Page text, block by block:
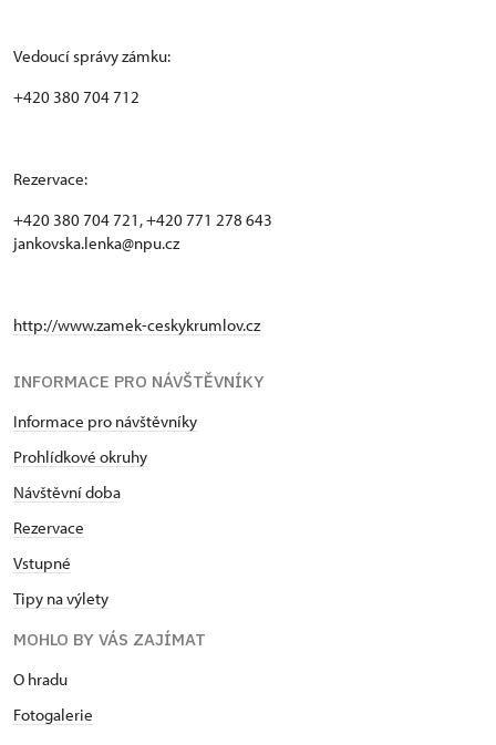
Vedoucí správy zámku:
+420 380 704 712
Rezervace:
+420 380 704 721, +420 771 278 643
jankovska.lenka@npu.cz
http://www.zamek-ceskykrumlov.cz
INFORMACE PRO NÁVŠTĚVNÍKY
Informace pro návštěvníky
Prohlídkové okruhy
Návštěvní doba
Rezervace
Vstupné
Tipy na výlety
MOHLO BY VÁS ZAJÍMAT
O hradu
Fotogalerie